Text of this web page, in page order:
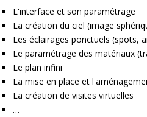
L'interface et son paramétrage
La création du ciel (image
Les éclairages ponctuels (spots,
Le paramétrage des matériaux
Le plan infini
La mise en place et
La création de visites virtuelles
…